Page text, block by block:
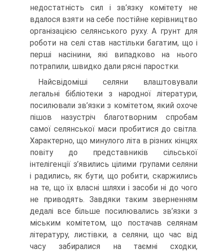
не­достатність сил і зв’язку комітету не
вдалося взяти на себе постійне керівництво
організацією селянського руху. А грунт для
роботи на селі став настільки багатим, що і
перші насінини, які випадково на нього
потрапили, швидко дали рясні паростки.
Найсвідоміші селяни влаштовували
легальні бібліотеки з народної літератури,
посилювали зв’язки з комітетом, який охоче
пішов назустріч благотворним спробам
самої селянської маси пробитися до світла.
Характерно, що минулого літа в різних кінцях
повіту до представників сільської
інтелігенції з’явились цілими групами селя­ни
і радились, як бути, що робити, скаржились
на те, що їх власні шляхи і засоби ні до чого
не приводять. Завдяки таким зверненням
дедалі все більше посилювались зв’язки з
міським комітетом, що постачав селянам
літературу, листівки, а селяни, що час від
часу забиралися на таємні сходки,